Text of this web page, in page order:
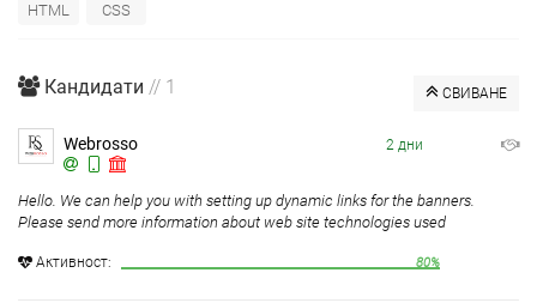
HTML CSS
Кандидати // 1 СВИВАНЕ
Webrosso
Hello. We can help you with setting up dynamic links for the banners.
Please send more information about web site technologies used
Aктивност: 80%
2 дни